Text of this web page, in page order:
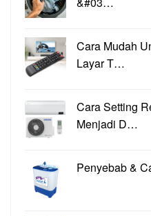
Cara Mudah
Layar T…
Cara Setting
Menjadi D…
Penyebab &